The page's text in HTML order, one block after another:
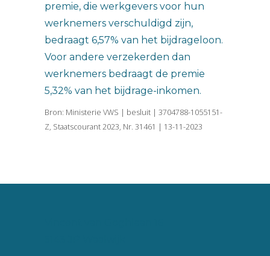
premie, die werkgevers voor hun
werknemers verschuldigd zijn,
bedraagt 6,57% van het bijdrageloon.
Voor andere verzekerden dan
werknemers bedraagt de premie
5,32% van het bijdrage-inkomen.
Bron: Ministerie VWS | besluit | 3704788-1055151-
Z, Staatscourant 2023, Nr. 31461 | 13-11-2023